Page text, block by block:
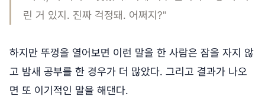
린 거 있지. 진짜 걱정돼. 어쩌지?"
하지만 뚜껑을 열어보면 이런 말을 한 사람은 잠을 자지 않
고 밤새 공부를 한 경우가 더 많았다. 그리고 결과가 나오
면 또 이기적인 말을 해댄다.